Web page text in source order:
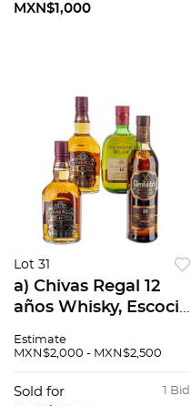
Mezcal quiereme
MXN$1,000
Lot 31
a) Chivas Regal 12
años Whisky, Escocia
Buchanan's Deluxe,
Scotch Whisky. c)
Estimate
MXN$2,000 - MXN$2,500
1 Bid
Sold for